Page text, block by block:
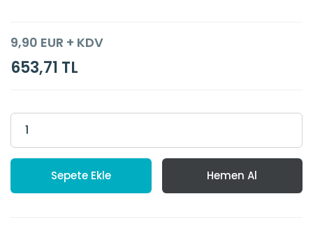
9,90 EUR + KDV
653,71 TL
Sepete Ekle Hemen Al